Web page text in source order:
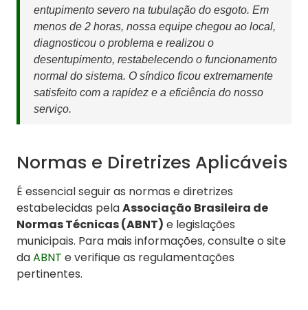
entupimento severo na tubulação do esgoto. Em
menos de 2 horas, nossa equipe chegou ao local,
diagnosticou o problema e realizou o
desentupimento, restabelecendo o funcionamento
normal do sistema. O síndico ficou extremamente
satisfeito com a rapidez e a eficiência do nosso
serviço.
Normas e Diretrizes Aplicáveis
É essencial seguir as normas e diretrizes
estabelecidas pelaAssociação Brasileira de
Normas Técnicas (ABNT) e legislações
municipais. Para mais informações, consulte o site
daABNT e verifique as regulamentações
pertinentes.